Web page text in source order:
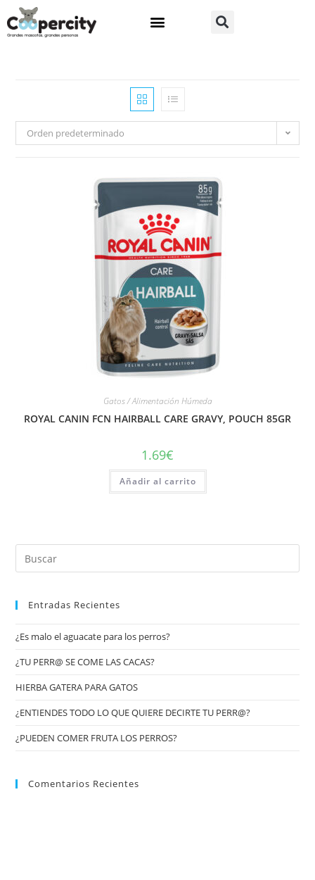
Orden predeterminado
Gatos / Alimentación Húmeda
ROYAL CANIN FCN HAIRBALL CARE GRAVY, POUCH 85GR
1.69€
Añadir al carrito
Entradas Recientes
¿Es malo el aguacate para los perros?
¿TU PERR@ SE COME LAS CACAS?
HIERBA GATERA PARA GATOS
¿ENTIENDES TODO LO QUE QUIERE DECIRTE TU PERR@?
¿PUEDEN COMER FRUTA LOS PERROS?
Comentarios Recientes